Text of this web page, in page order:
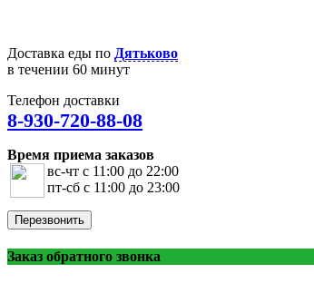
Доставка еды по Дятьково
в течении 60 минут
Телефон доставки
8-930-720-88-08
Время приема заказов
вс-чт с 11:00 до 22:00
пт-сб с 11:00 до 23:00
Перезвонить
Заказ обратного звонка